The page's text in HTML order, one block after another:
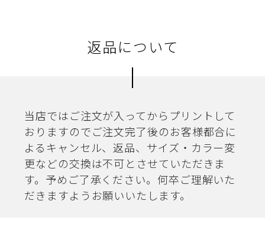
返品について
当店ではご注文が入ってからプリントして
おりますのでご注文完了後のお客様都合に
よるキャンセル、返品、サイズ・カラー変
更などの交換は不可とさせていただきま
す。予めご了承ください。何卒ご理解いた
だきますようお願いいたします。